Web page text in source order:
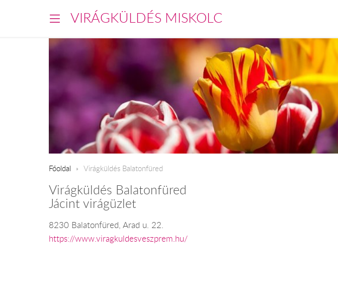
VIRÁGKÜLDÉS MISKOLC
Főoldal Virágküldés Balatonfüred
Virágküldés Balatonfüred
Jácint virágüzlet
8230 Balatonfüred, Arad u. 22.
https://www.viragkuldesveszprem.hu/